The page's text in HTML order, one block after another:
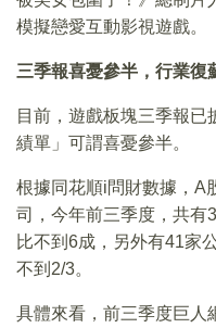
模擬戀愛互動影視遊戲。
三季報喜憂參半，行業復
目前，遊戲板塊三季報
績單」可謂喜憂參半。
根據同花順i問財數據，A
司，今年前三季度，共有
比不到6成，另外有41家
不到2/3。
具體來看，前三季度巨人